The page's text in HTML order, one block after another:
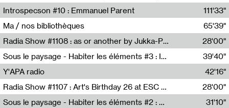
Jet FM
Introspecson #10 : Emmanuel Parent
Pierre Henry,Emmanuel Parent
111'33"
Ma / nos bibliothèques
Sarah Tritz,Elene Lapiashivili,Justin Marconnet,Mateo Cuche,Esther Lechevalier,Suzie Lecroart,Romance Castelet
65'39"
Radia Show #1108 : as or another by Jukka-Pekka Kervinen / Rádio Zero
Radio Zero
28'00"
Sous le paysage - Habiter les éléments #3 : Interprétations, rituels et symboliques des éléments
Nastassja Martin
39'40"
Y'APA radio
Pierrick Mouton
42'16"
Radia Show #1107 : Art's Birthday 26 at ESC - Medien Kunst Labor
Radio Helsinki
28'00"
Sous le paysage - Habiter les éléments #2 : Vers le tournant élémentaire
31'10"